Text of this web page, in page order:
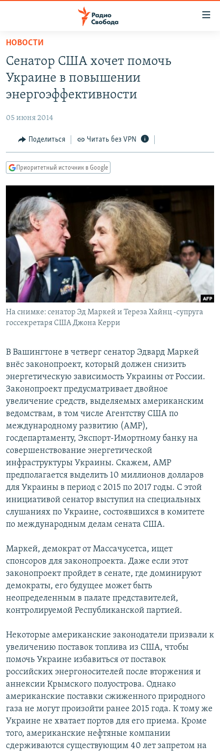
упрощенного
доступа
Вернуться
основному
Вернутся
Вернутся
поиску
ПОДКАСТЫ
АВТОРСКИЕ ПРОЕКТЫ
МНЕНИЯ
КУЛЬТУРА
КАВКАЗ.РЕАЛИИ
СЕВЕР.РЕАЛИИ
СИБИРЬ.РЕАЛИИ
РАСПИСАНИЕ ВЕЩАНИЯ
ПОДПИШИТЕСЬ НА РАССЫЛКУ
СОЦИАЛЬНЫЕ СЕТИ
НОВОСТИ
Сенатор США хочет помочь
Украине в повышении
энергоэффективности
05 июня 2014
Поделиться Читать без VPN
Приоритетный источник в Google
На снимке: сенатор Эд Маркей и Тереза Хайнц -супруга
госсекретаря США Джона Керри
В Вашингтоне в четверг сенатор Эдвард Маркей
внёс законопроект, который должен снизить
энергетическую зависимость Украины от России.
Законопроект предусматривает двойное
увеличение средств, выделяемых американским
ведомствам, в том числе Агентству США по
международному развитию (АМР),
госдепартаменту, Экспорт-Имортному банку на
совершенствование энергетической
инфраструктуры Украины. Скажем, АМР
предполагается выделить 10 миллионов долларов
для Украины в период с 2015 по 2017 годы. С этой
инициативой сенатор выступил на специальных
слушаниях по Украине, состоявшихся в комитете
по международным делам сената США.
Маркей, демократ от Массачусетса, ищет
спонсоров для законопроекта. Даже если этот
законопроект пройдет в сенате, где доминируют
демократы, его будущее может быть
неопределенным в палате представителей,
контролируемой Республиканской партией.
Некоторые американские законодатели призвали к
увеличению поставок топлива из США, чтобы
помочь Украине избавиться от поставок
российских энергоносителей после вторжения и
аннексии Крымского полуострова. Однако
американские поставки сжиженного природного
газа не могут произойти ранее 2015 года. К тому же
Украине не хватает портов для его приема. Кроме
того, американские нефтяные компании
сдерживаются существующим 40 лет запретом на